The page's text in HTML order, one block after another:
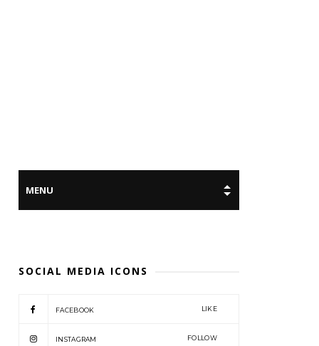
SOCIAL MEDIA ICONS
FACEBOOK LIKE
INSTAGRAM FOLLOW